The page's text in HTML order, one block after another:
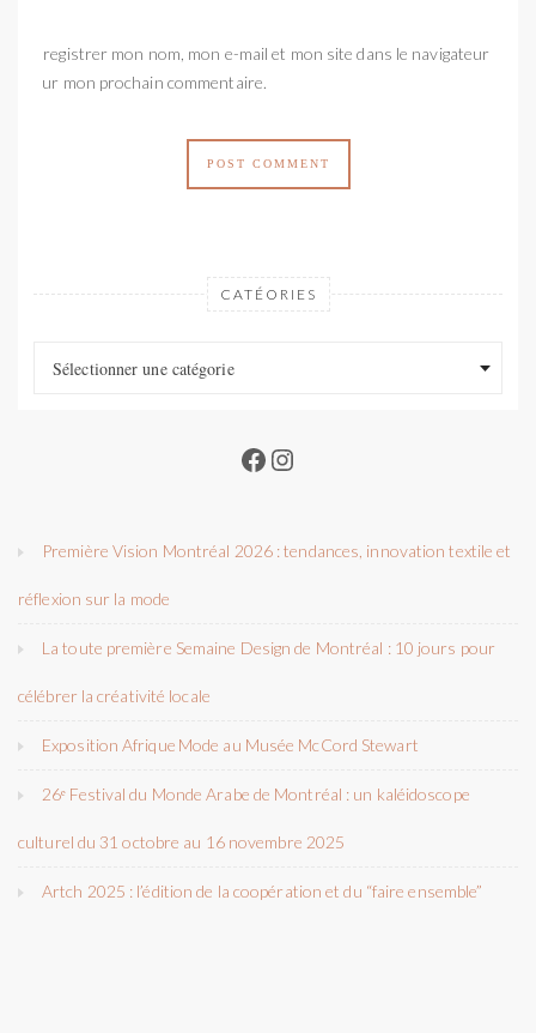
Enregistrer mon nom, mon e-mail et mon site dans le navigateur
pour mon prochain commentaire.
CATÉORIES
Sélectionner une catégorie
Facebook
Instagram
Première Vision Montréal 2026 : tendances, innovation textile et
réflexion sur la mode
La toute première Semaine Design de Montréal : 10 jours pour
célébrer la créativité locale
Exposition Afrique Mode au Musée McCord Stewart
26ᵉ Festival du Monde Arabe de Montréal : un kaléidoscope
culturel du 31 octobre au 16 novembre 2025
Artch 2025 : l’édition de la coopération et du “faire ensemble”